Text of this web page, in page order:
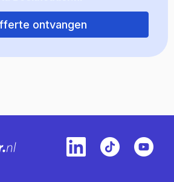
ontvangen